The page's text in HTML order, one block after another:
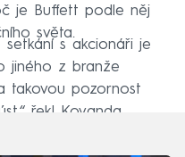
je Buffett podle něj
světa.
setkání s akcionáři je
jiného z branže
takovou pozornost
řekl Kovanda.